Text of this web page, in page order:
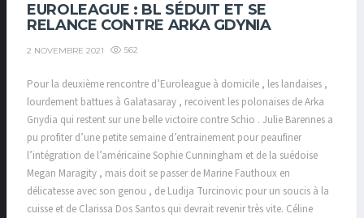
EUROLEAGUE : BL SÉDUIT ET SE
RELANCE CONTRE ARKA GDYNIA
2 NOVEMBRE 2021 562
Pour la deuxième rencontre d’Euroleague à domicile , les landaises ,
lourdement battues à Galatasaray , recoivent les polonaises de Arka
Gnydia qui restent sur une belle victoire contre Schio . Julie Barennes a
pu profiter d’une petite semaine d’entrainement pour peaufiner
l’intégration de l’américaine Sophie Cunningham et de la suédoise
Megan Maragity , mais doit se passer de Marine Fauthoux en
délicatesse avec son genou , de Ludija Turcinovic pour un soucis à la
cuisse et de Clarissa Dos Santos qui devrait revenir très vite. Céline